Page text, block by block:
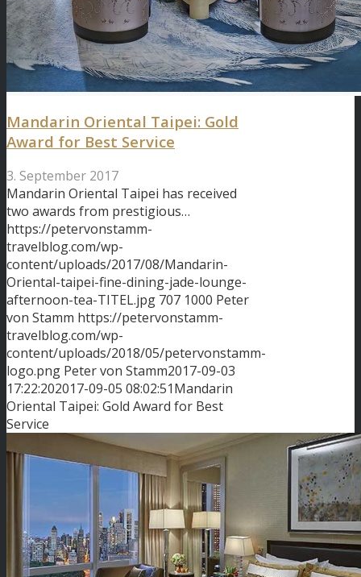
Mandarin Oriental Taipei: Gold
Award for Best Service
3. September 2017
Mandarin Oriental Taipei has received
two awards from prestigious…
https://petervonstamm-
travelblog.com/wp-
content/uploads/2017/08/Mandarin-
Oriental-taipei-fine-dining-jade-lounge-
afternoon-tea-TITEL.jpg 707 1000 Peter
von Stamm https://petervonstamm-
travelblog.com/wp-
content/uploads/2018/05/petervonstamm-
logo.png Peter von Stamm2017-09-03
17:22:202017-09-05 08:02:51Mandarin
Oriental Taipei: Gold Award for Best
Service